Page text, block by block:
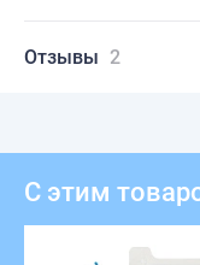
Отзывы 2
С этим